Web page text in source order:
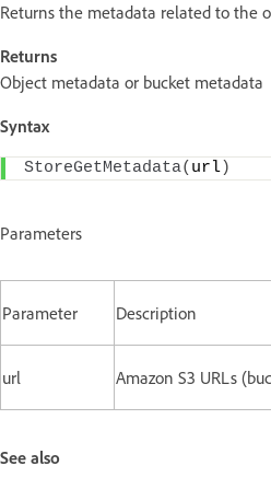
Returns the metadata related to the
Returns
Object metadata or bucket metadata
Syntax
StoreGetMetadata( url)
Parameters
Parameter Description
url Amazon S3 URLs
See also